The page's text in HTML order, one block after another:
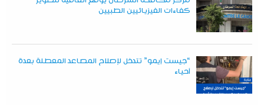
كفاءات الفيزيائيين الطبيين
“جيست إيمو” تتدخل لإصلاح المصاعد المعطلة بعدة
أحياء